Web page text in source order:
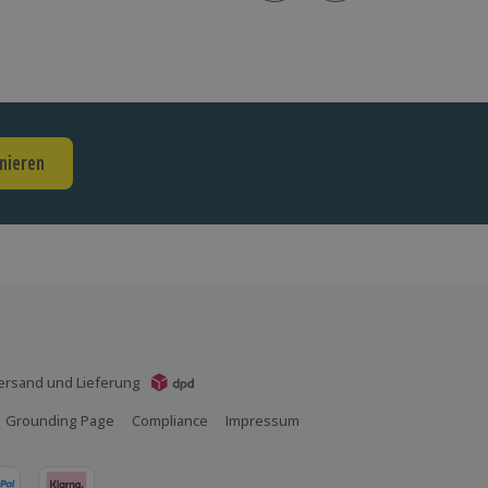
und Lieferung
Grounding Page Compliance Impressum